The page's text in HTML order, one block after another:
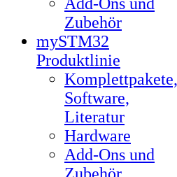
Zubehör
mySTM32
Produktlinie
Komplettpakete,
Software,
Literatur
Hardware
Add-Ons und
Zubehör